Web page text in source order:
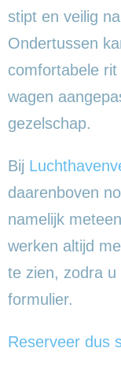
stipt en veilig
Ondertussen
comfortabele
wagen
gezelschap.
Bij
daarenboven
namelijk
werken altijd
te zien, zodra
formulier.
Reserveer dus